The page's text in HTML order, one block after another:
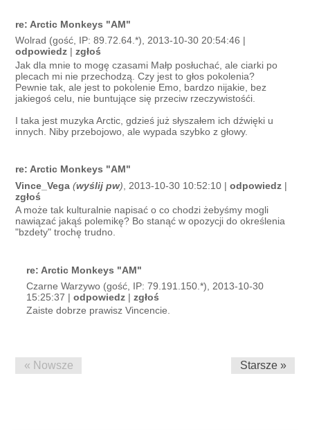
re: Arctic Monkeys "AM"
Wolrad (gość, IP: 89.72.64.*), 2013-10-30 20:54:46 |
odpowiedz |zgłoś
Jak dla mnie to mogę czasami Małp posłuchać, ale ciarki po
plecach mi nie przechodzą. Czy jest to głos pokolenia?
Pewnie tak, ale jest to pokolenie Emo, bardzo nijakie, bez
jakiegoś celu, nie buntujące się przeciw rzeczywistośći.
I taka jest muzyka Arctic, gdzieś już słyszałem ich dźwięki u
innych. Niby przebojowo, ale wypada szybko z głowy.
re: Arctic Monkeys "AM"
Vince_Vega (wyślij pw) , 2013-10-30 10:52:10 |odpowiedz |
zgłoś
A może tak kulturalnie napisać o co chodzi żebyśmy mogli
nawiązać jakąś polemikę? Bo stanąć w opozycji do określenia
"bzdety" trochę trudno.
re: Arctic Monkeys "AM"
Czarne Warzywo (gość, IP: 79.191.150.*), 2013-10-30
15:25:37 |odpowiedz |zgłoś
Zaiste dobrze prawisz Vincencie.
« Nowsze Starsze »